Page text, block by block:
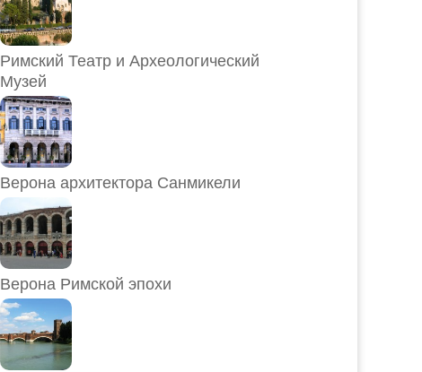
Римский Театр и Археологический
Музей
Верона архитектора Санмикели
Верона Римской эпохи